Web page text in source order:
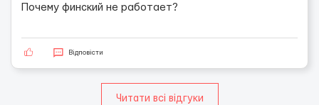
Почему финский не работает?
Відповісти
Читати всі відгуки